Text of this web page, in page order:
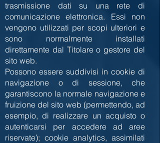
trasmissione dati su una rete di
comunicazione elettronica. Essi non
vengono utilizzati per scopi ulteriori e
sono normalmente installati
direttamente dal Titolare o gestore del
sito web.
Possono essere suddivisi in cookie di
navigazione o di sessione, che
garantiscono la normale navigazione e
fruizione del sito web (permettendo, ad
esempio, di realizzare un acquisto o
autenticarsi per accedere ad aree
riservate); cookie analytics, assimilati